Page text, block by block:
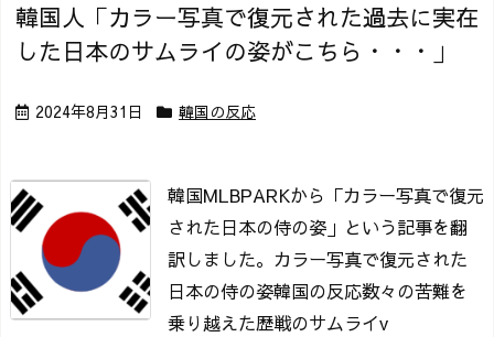
韓国人「カラー写真で復元された過去に実在
した日本のサムライの姿がこちら・・・」
2024年8月31日 韓国の反応
韓国MLBPARKから「カラー写真で復元
された日本の侍の姿」という記事を翻
訳しました。 カラー写真で復元された
日本の侍の姿韓国の反応数々の苦難を
乗り越えた歴戦のサムライv